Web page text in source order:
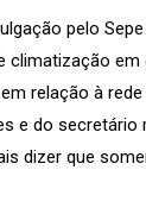
pelo
climatização
relação à
e do secretário
dizer que